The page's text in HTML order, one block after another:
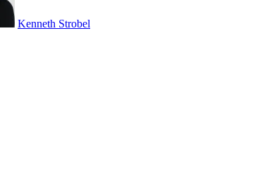
Kenneth Strobel